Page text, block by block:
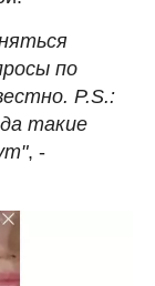
по
P.S.:
такие
, -